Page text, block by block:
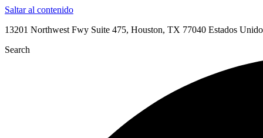
Saltar al contenido
13201 Northwest Fwy Suite 475, Houston, TX 77040 Estados
Search